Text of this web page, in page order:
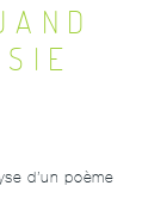
d’un poème